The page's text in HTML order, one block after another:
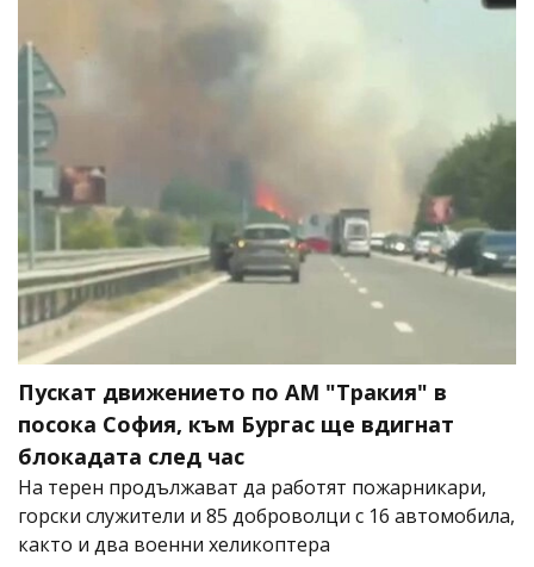
Пускат движението по АМ "Тракия" в
посока София, към Бургас ще вдигнат
блокадата след час
На терен продължават да работят пожарникари,
горски служители и 85 доброволци с 16 автомобила,
както и два военни хеликоптера